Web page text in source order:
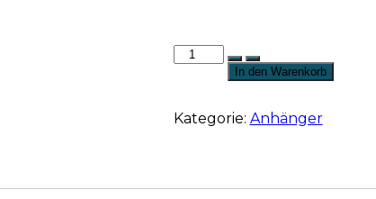
In den Warenkorb
Kategorie: Anhänger